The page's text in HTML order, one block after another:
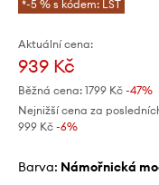
*-5 % s kódem: LST
Aktuální cena:
939 Kč
Běžná cena: 1799 Kč -47%
Nejnižší cena za
999 Kč -6%
Barva: námořnická